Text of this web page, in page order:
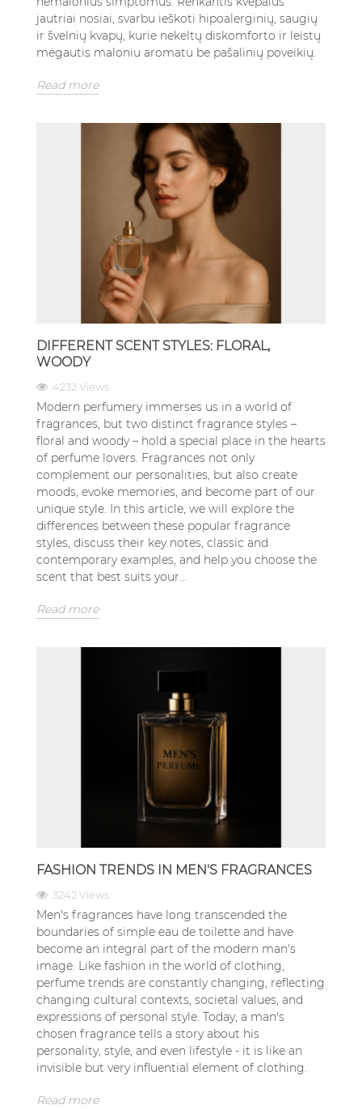
jautriai nosiai, svarbu ieškoti hipoalerginių, saugių
ir švelnių kvapų, kurie nekeltų diskomforto ir leistų
mėgautis maloniu aromatu be pašalinių poveikių.
Read more
DIFFERENT SCENT STYLES: FLORAL,
WOODY
4232 Views
Modern perfumery immerses us in a world of
fragrances, but two distinct fragrance styles –
floral and woody – hold a special place in the hearts
of perfume lovers. Fragrances not only
complement our personalities, but also create
moods, evoke memories, and become part of our
unique style. In this article, we will explore the
differences between these popular fragrance
styles, discuss their key notes, classic and
contemporary examples, and help you choose the
scent that best suits your...
Read more
FASHION TRENDS IN MEN'S FRAGRANCES
3242 Views
Men's fragrances have long transcended the
boundaries of simple eau de toilette and have
become an integral part of the modern man's
image. Like fashion in the world of clothing,
perfume trends are constantly changing, reflecting
changing cultural contexts, societal values, and
expressions of personal style. Today, a man's
chosen fragrance tells a story about his
personality, style, and even lifestyle - it is like an
invisible but very influential element of clothing.
Read more